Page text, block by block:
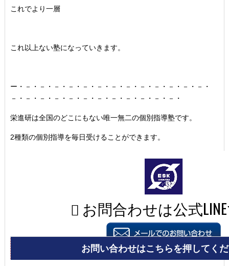
これでより一層
これ以上ない塾になっていきます。
ー・－・－・－・－・－・－・－・－・－・－・－・－・－・
－・－・－・－・－・－・－・－・－・－・－・－・
栄進研は全国のどこにもない唯一無二の個別指導塾です。
2種類の個別指導を毎日受けることができます。